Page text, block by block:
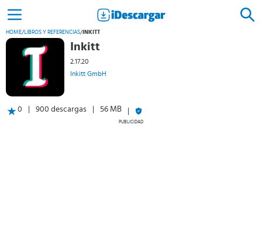
HOME/LIBROS Y REFERENCIAS/ INKITT
Inkitt
2.17.20
Inkitt GmbH
0 900 descargas 56 MB
PUBLICIDAD